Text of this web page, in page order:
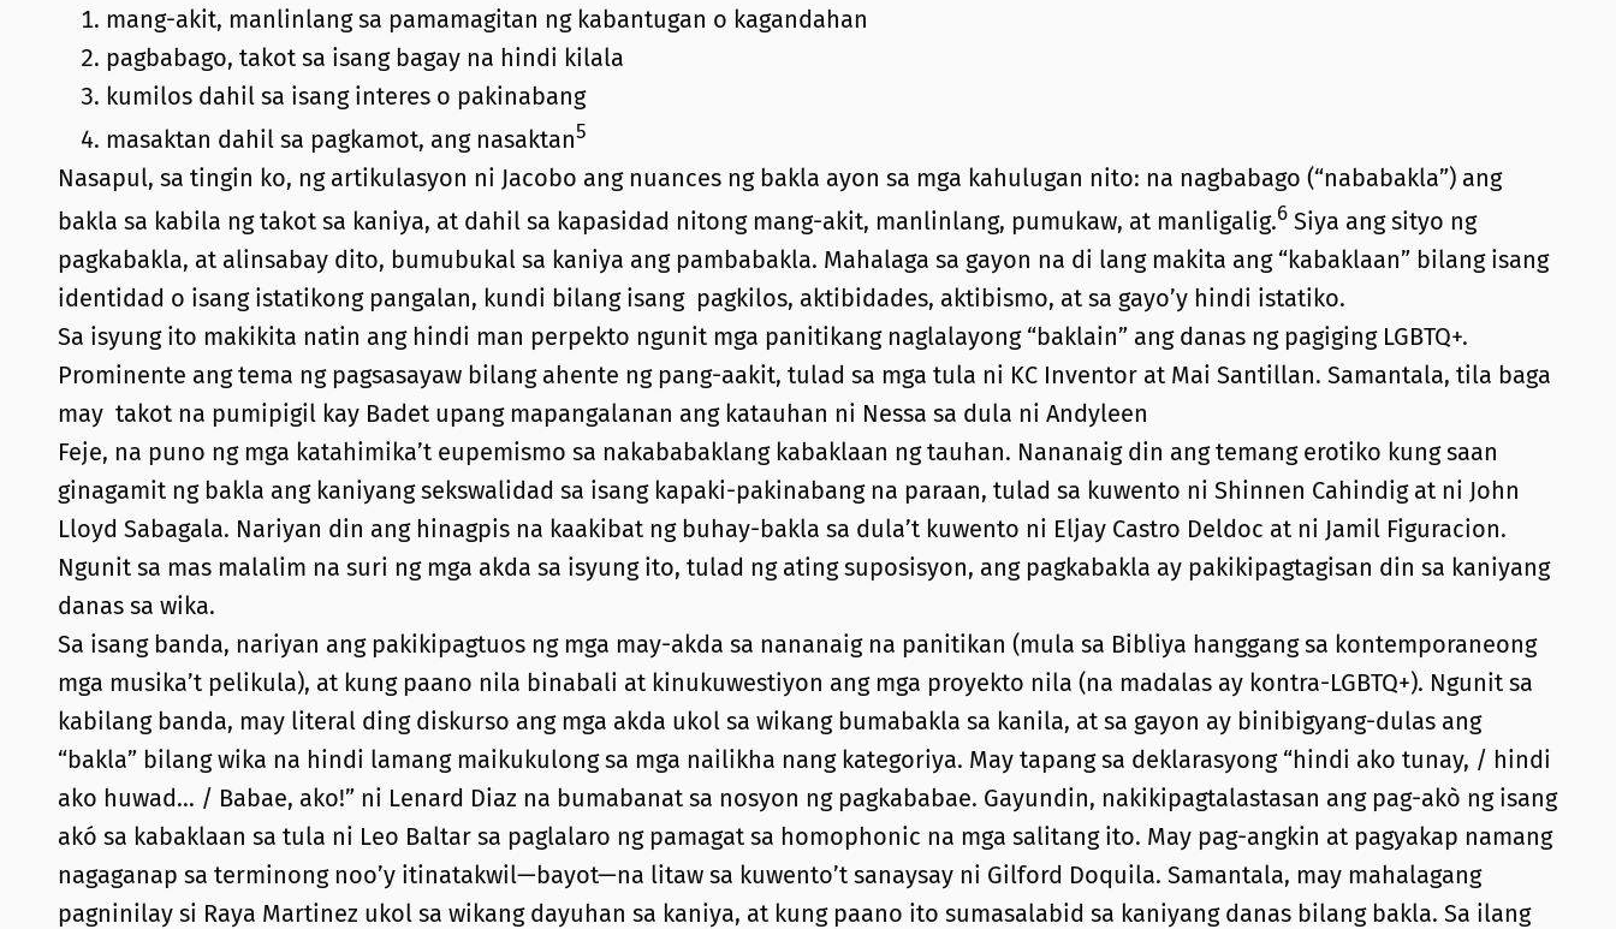
mang-akit, manlinlang sa pamamagitan ng kabantugan o kagandahan
pagbabago, takot sa isang bagay na hindi kilala
kumilos dahil sa isang interes o pakinabang
masaktan dahil sa pagkamot, ang nasaktan5
Nasapul, sa tingin ko, ng artikulasyon ni Jacobo ang nuances ng bakla ayon sa mga kahulugan nito: na nagbabago (“nababakla”) ang
bakla sa kabila ng takot sa kaniya, at dahil sa kapasidad nitong mang-akit, manlinlang, pumukaw, at manligalig.6 Siya ang sityo ng
pagkabakla, at alinsabay dito, bumubukal sa kaniya ang pambabakla. Mahalaga sa gayon na di lang makita ang “kabaklaan” bilang isang
identidad o isang istatikong pangalan, kundi bilang isang pagkilos, aktibidades, aktibismo, at sa gayo’y hindi istatiko.
Sa isyung ito makikita natin ang hindi man perpekto ngunit mga panitikang naglalayong “baklain” ang danas ng pagiging LGBTQ+.
Prominente ang tema ng pagsasayaw bilang ahente ng pang-aakit, tulad sa mga tula ni KC Inventor at Mai Santillan. Samantala, tila baga
may takot na pumipigil kay Badet upang mapangalanan ang katauhan ni Nessa sa dula ni Andyleen
Feje, na puno ng mga katahimika’t eupemismo sa nakababaklang kabaklaan ng tauhan. Nananaig din ang temang erotiko kung saan
ginagamit ng bakla ang kaniyang sekswalidad sa isang kapaki-pakinabang na paraan, tulad sa kuwento ni Shinnen Cahindig at ni John
Lloyd Sabagala. Nariyan din ang hinagpis na kaakibat ng buhay-bakla sa dula’t kuwento ni Eljay Castro Deldoc at ni Jamil Figuracion.
Ngunit sa mas malalim na suri ng mga akda sa isyung ito, tulad ng ating suposisyon, ang pagkabakla ay pakikipagtagisan din sa kaniyang
danas sa wika.
Sa isang banda, nariyan ang pakikipagtuos ng mga may-akda sa nananaig na panitikan (mula sa Bibliya hanggang sa kontemporaneong
mga musika’t pelikula), at kung paano nila binabali at kinukuwestiyon ang mga proyekto nila (na madalas ay kontra-LGBTQ+). Ngunit sa
kabilang banda, may literal ding diskurso ang mga akda ukol sa wikang bumabakla sa kanila, at sa gayon ay binibigyang-dulas ang
“bakla” bilang wika na hindi lamang maikukulong sa mga nailikha nang kategoriya. May tapang sa deklarasyong “hindi ako tunay, / hindi
ako huwad… / Babae, ako!” ni Lenard Diaz na bumabanat sa nosyon ng pagkababae. Gayundin, nakikipagtalastasan ang pag-akò ng isang
akó sa kabaklaan sa tula ni Leo Baltar sa paglalaro ng pamagat sa homophonic na mga salitang ito. May pag-angkin at pagyakap namang
nagaganap sa terminong noo’y itinatakwil—bayot—na litaw sa kuwento’t sanaysay ni Gilford Doquila. Samantala, may mahalagang
pagninilay si Raya Martinez ukol sa wikang dayuhan sa kaniya, at kung paano ito sumasalabid sa kaniyang danas bilang bakla. Sa ilang